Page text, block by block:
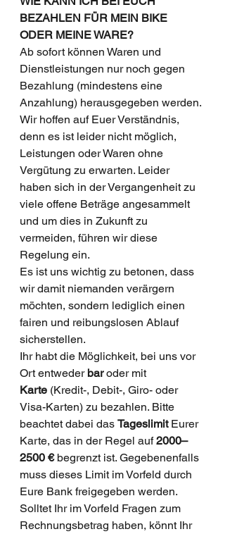
BEZAHLEN FÜR MEIN BIKE
ODER MEINE WARE?
Ab sofort können Waren und
Dienstleistungen nur noch gegen
Bezahlung (mindestens eine
Anzahlung) herausgegeben werden.
Wir hoffen auf Euer Verständnis,
denn es ist leider nicht möglich,
Leistungen oder Waren ohne
Vergütung zu erwarten. Leider
haben sich in der Vergangenheit zu
viele offene Beträge angesammelt
und um dies in Zukunft zu
vermeiden, führen wir diese
Regelung ein.
Es ist uns wichtig zu betonen, dass
wir damit niemanden verärgern
möchten, sondern lediglich einen
fairen und reibungslosen Ablauf
sicherstellen.
Ihr habt die Möglichkeit, bei uns vor
Ort entweder bar oder mit
Karte (Kredit-, Debit-, Giro- oder
Visa-Karten) zu bezahlen. Bitte
beachtet dabei das Tageslimit Eurer
Karte, das in der Regel auf 2000–
2500 € begrenzt ist. Gegebenenfalls
muss dieses Limit im Vorfeld durch
Eure Bank freigegeben werden.
Solltet Ihr im Vorfeld Fragen zum
Rechnungsbetrag haben, könnt Ihr